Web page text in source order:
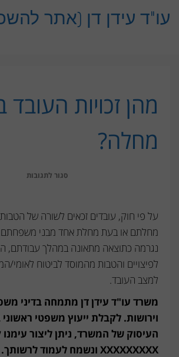
עו"ד עידן דן (אתר
מהן זכויות
מחלה?
סגור לתגובות
העובד
בעת
מחלה?
על פי חוק, עובדים זכאים לשורה של
מחלתם או בעת מחלת אחד מבני
נגרמה כתוצאה מתאונה במהלך עבודתם,
לפיצויים והטבות מהמוסד לביטוח
למצב העובד.
משרד עו"ד עידן דן מתמחה בדיני
וירושות. לקבלת ייעוץ משפטי
העיסוק של המשרד, ניתן ליצור
XXXXXXXXX ונשמח לעמוד לרשותך.